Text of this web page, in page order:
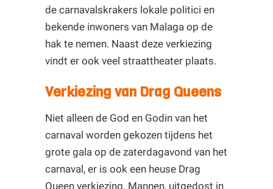
de carnavalskrakers lokale politici en
bekende inwoners van Malaga op de
hak te nemen. Naast deze verkiezing
vindt er ook veel straattheater plaats.
Verkiezing van Drag Queens
Niet alleen de God en Godin van het
carnaval worden gekozen tijdens het
grote gala op de zaterdagavond van het
carnaval, er is ook een heuse Drag
Queen verkiezing. Mannen, uitgedost in